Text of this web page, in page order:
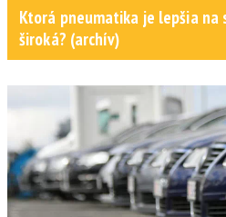
Ktorá pneumatika je lepšia na
široká? (archív)